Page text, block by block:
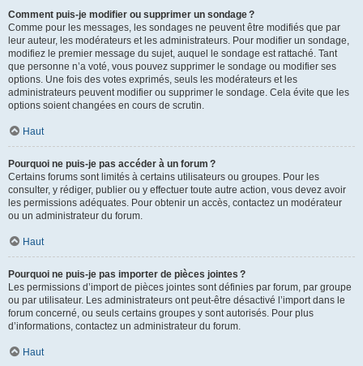
Comment puis-je modifier ou supprimer un sondage ?
Comme pour les messages, les sondages ne peuvent être modifiés que par
leur auteur, les modérateurs et les administrateurs. Pour modifier un sondage,
modifiez le premier message du sujet, auquel le sondage est rattaché. Tant
que personne n’a voté, vous pouvez supprimer le sondage ou modifier ses
options. Une fois des votes exprimés, seuls les modérateurs et les
administrateurs peuvent modifier ou supprimer le sondage. Cela évite que les
options soient changées en cours de scrutin.
Haut
Pourquoi ne puis-je pas accéder à un forum ?
Certains forums sont limités à certains utilisateurs ou groupes. Pour les
consulter, y rédiger, publier ou y effectuer toute autre action, vous devez avoir
les permissions adéquates. Pour obtenir un accès, contactez un modérateur
ou un administrateur du forum.
Haut
Pourquoi ne puis-je pas importer de pièces jointes ?
Les permissions d’import de pièces jointes sont définies par forum, par groupe
ou par utilisateur. Les administrateurs ont peut-être désactivé l’import dans le
forum concerné, ou seuls certains groupes y sont autorisés. Pour plus
d’informations, contactez un administrateur du forum.
Haut